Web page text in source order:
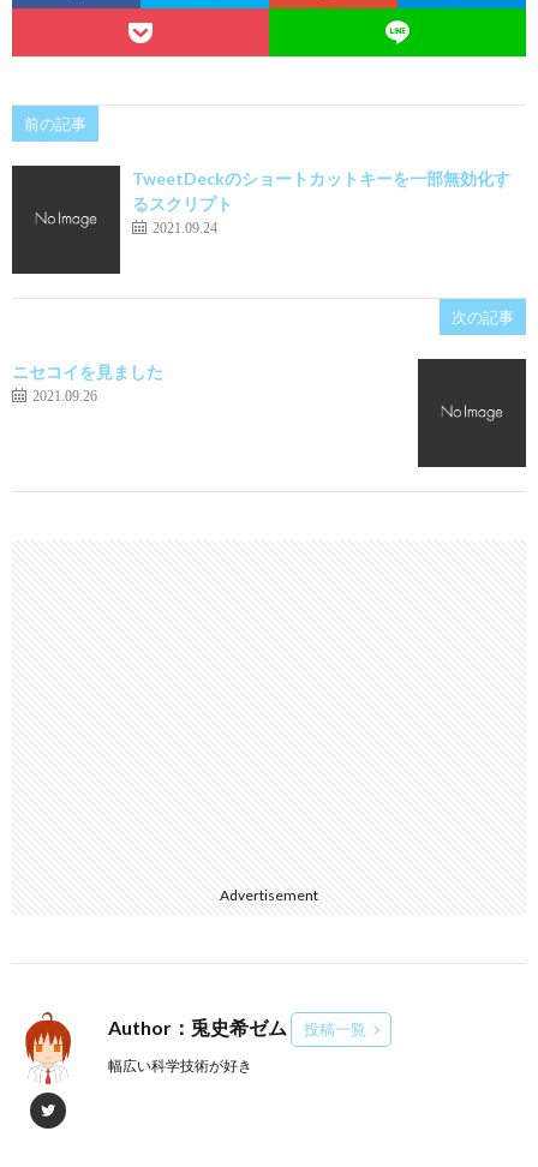
前の記事
TweetDeckのショートカットキーを一部無効化す
るスクリプト
2021.09.24
次の記事
ニセコイを見ました
2021.09.26
Advertisement
Author：兎史希ゼム 投稿一覧
幅広い科学技術が好き